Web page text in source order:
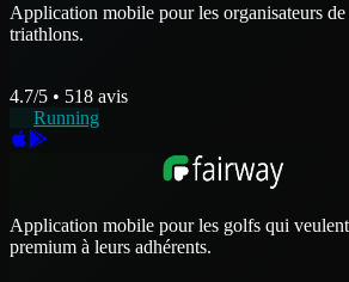
Application mobile pour les organisateurs
triathlons.
4.7/5 • 518 avis
Running
Application mobile pour les golfs qui
premium à leurs adhérents.